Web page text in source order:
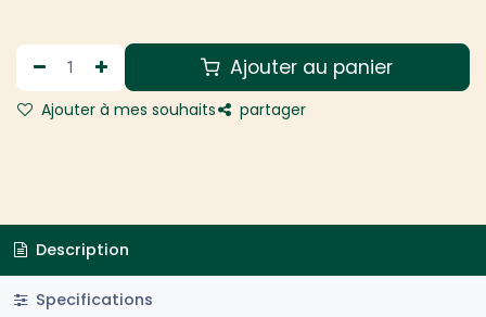
Ajouter au panier
Ajouter à mes souhaits partager
Description
Specifications